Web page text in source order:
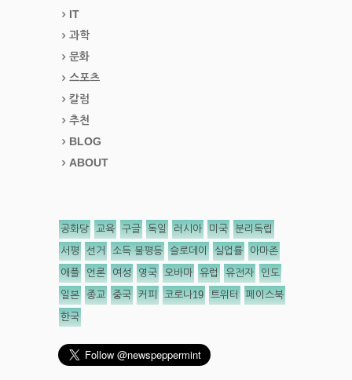
IT
과학
문화
스포츠
칼럼
추천
BLOG
ABOUT
공화당 교육 구글 독일 러시아 미국 분리독립
서평 선거 소득 불평등 슬로데이 실업률 아마존
애플 언론 여성 영국 오바마 유럽 유전자 인도
일본 종교 중국 커피 코로나19 트위터 페이스북
한국